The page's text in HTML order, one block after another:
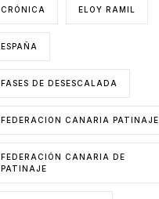
CRÓNICA ELOY RAMIL
ESPAÑA
FASES DE DESESCALADA
FEDERACION CANARIA PATINAJE
FEDERACIÓN CANARIA DE
PATINAJE